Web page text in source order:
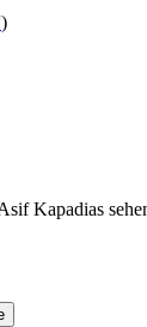
)
Kapadias